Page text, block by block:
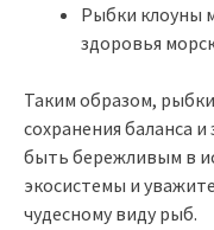
Рыбки клоуны
здоровья
Таким образом,
сохранения баланса
быть бережливым в
экосистемы и
чудесному виду рыб.